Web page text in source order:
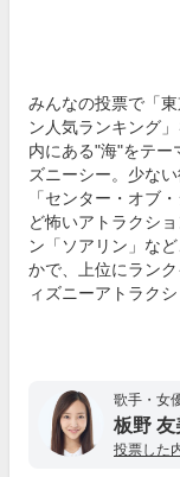
みんなの投票で「
ン人気ランキング
内にある"海"をテー
ズニーシー。少な
「センター・オブ
ど怖いアトラクシ
ン「ソアリン」な
かで、上位にラン
ィズニーアトラク
歌手・女
板野 友
投票した